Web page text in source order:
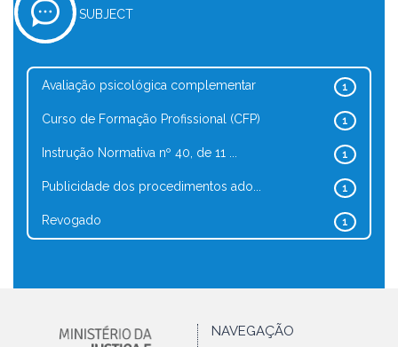
SUBJECT
1
Avaliação psicológica complementar
1
Curso de Formação Profissional (CFP)
1
Instrução Normativa nº 40, de 11 ...
1
Publicidade dos procedimentos ado...
1
Revogado
NAVEGAÇÃO